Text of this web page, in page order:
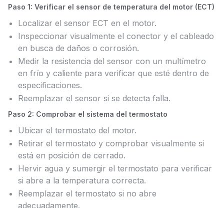
Paso 1: Verificar el sensor de temperatura del motor (ECT)
Localizar el sensor ECT en el motor.
Inspeccionar visualmente el conector y el cableado
en busca de daños o corrosión.
Medir la resistencia del sensor con un multímetro
en frío y caliente para verificar que esté dentro de
especificaciones.
Reemplazar el sensor si se detecta falla.
Paso 2: Comprobar el sistema del termostato
Ubicar el termostato del motor.
Retirar el termostato y comprobar visualmente si
está en posición de cerrado.
Hervir agua y sumergir el termostato para verificar
si abre a la temperatura correcta.
Reemplazar el termostato si no abre
adecuadamente.